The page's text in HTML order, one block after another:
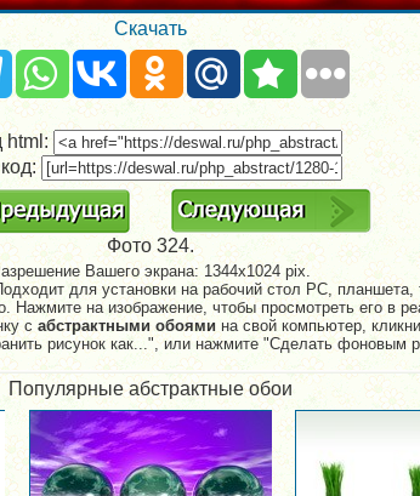
Скачать
html:
Фото 324.
Вашего экрана: 1344x1024 pix.
для установки на рабочий стол PC,
Нажмите на изображение, чтобы просмотреть его в
сабстрактными обоями на свой компьютер,
рисунок как...", или нажмите "Сделать фоновым
Популярные абстрактные обои